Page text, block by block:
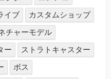
イブ
カスタムショップ
チャーモデル
ー
ストラトキャスター
ボス